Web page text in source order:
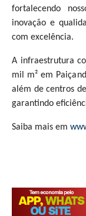
fortalecendo
inovação e
com excelência.
A infraestrutura
mil m² em
além de centros
garantindo
Saiba mais em